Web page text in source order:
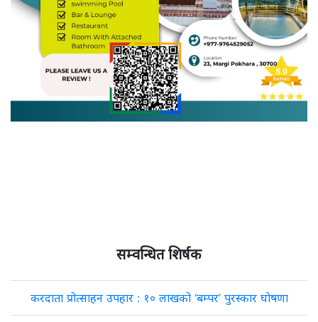
सम्वन्धित शिर्षक
करदाता प्रोत्साहन उपहार : १० लाखको ‘बम्पर’ पुरस्कार घोषणा